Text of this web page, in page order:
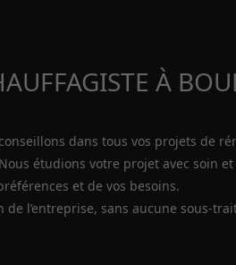
À
dans tous vos projets de
étudions votre projet avec soin
et de vos besoins.
l’entreprise, sans aucune sous-